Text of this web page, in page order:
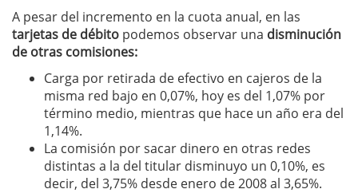
A pesar del incremento en la cuota anual, en las
tarjetas de débito podemos observar una disminución
de otras comisiones:
Carga por retirada de efectivo en cajeros de la
misma red bajo en 0,07%, hoy es del 1,07% por
término medio, mientras que hace un año era del
1,14%.
La comisión por sacar dinero en otras redes
distintas a la del titular disminuyo un 0,10%, es
decir, del 3,75% desde enero de 2008 al 3,65%.